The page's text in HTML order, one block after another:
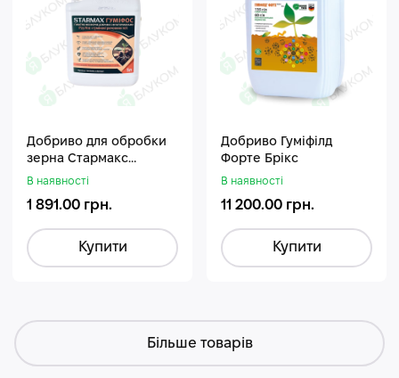
Добриво для обробки
зерна Стармакс
Гуміфос
В наявності
1 891.00 грн.
Купити
Добриво Гуміфілд
Форте Брікс
В наявності
11 200.00 грн.
Купити
Більше товарів